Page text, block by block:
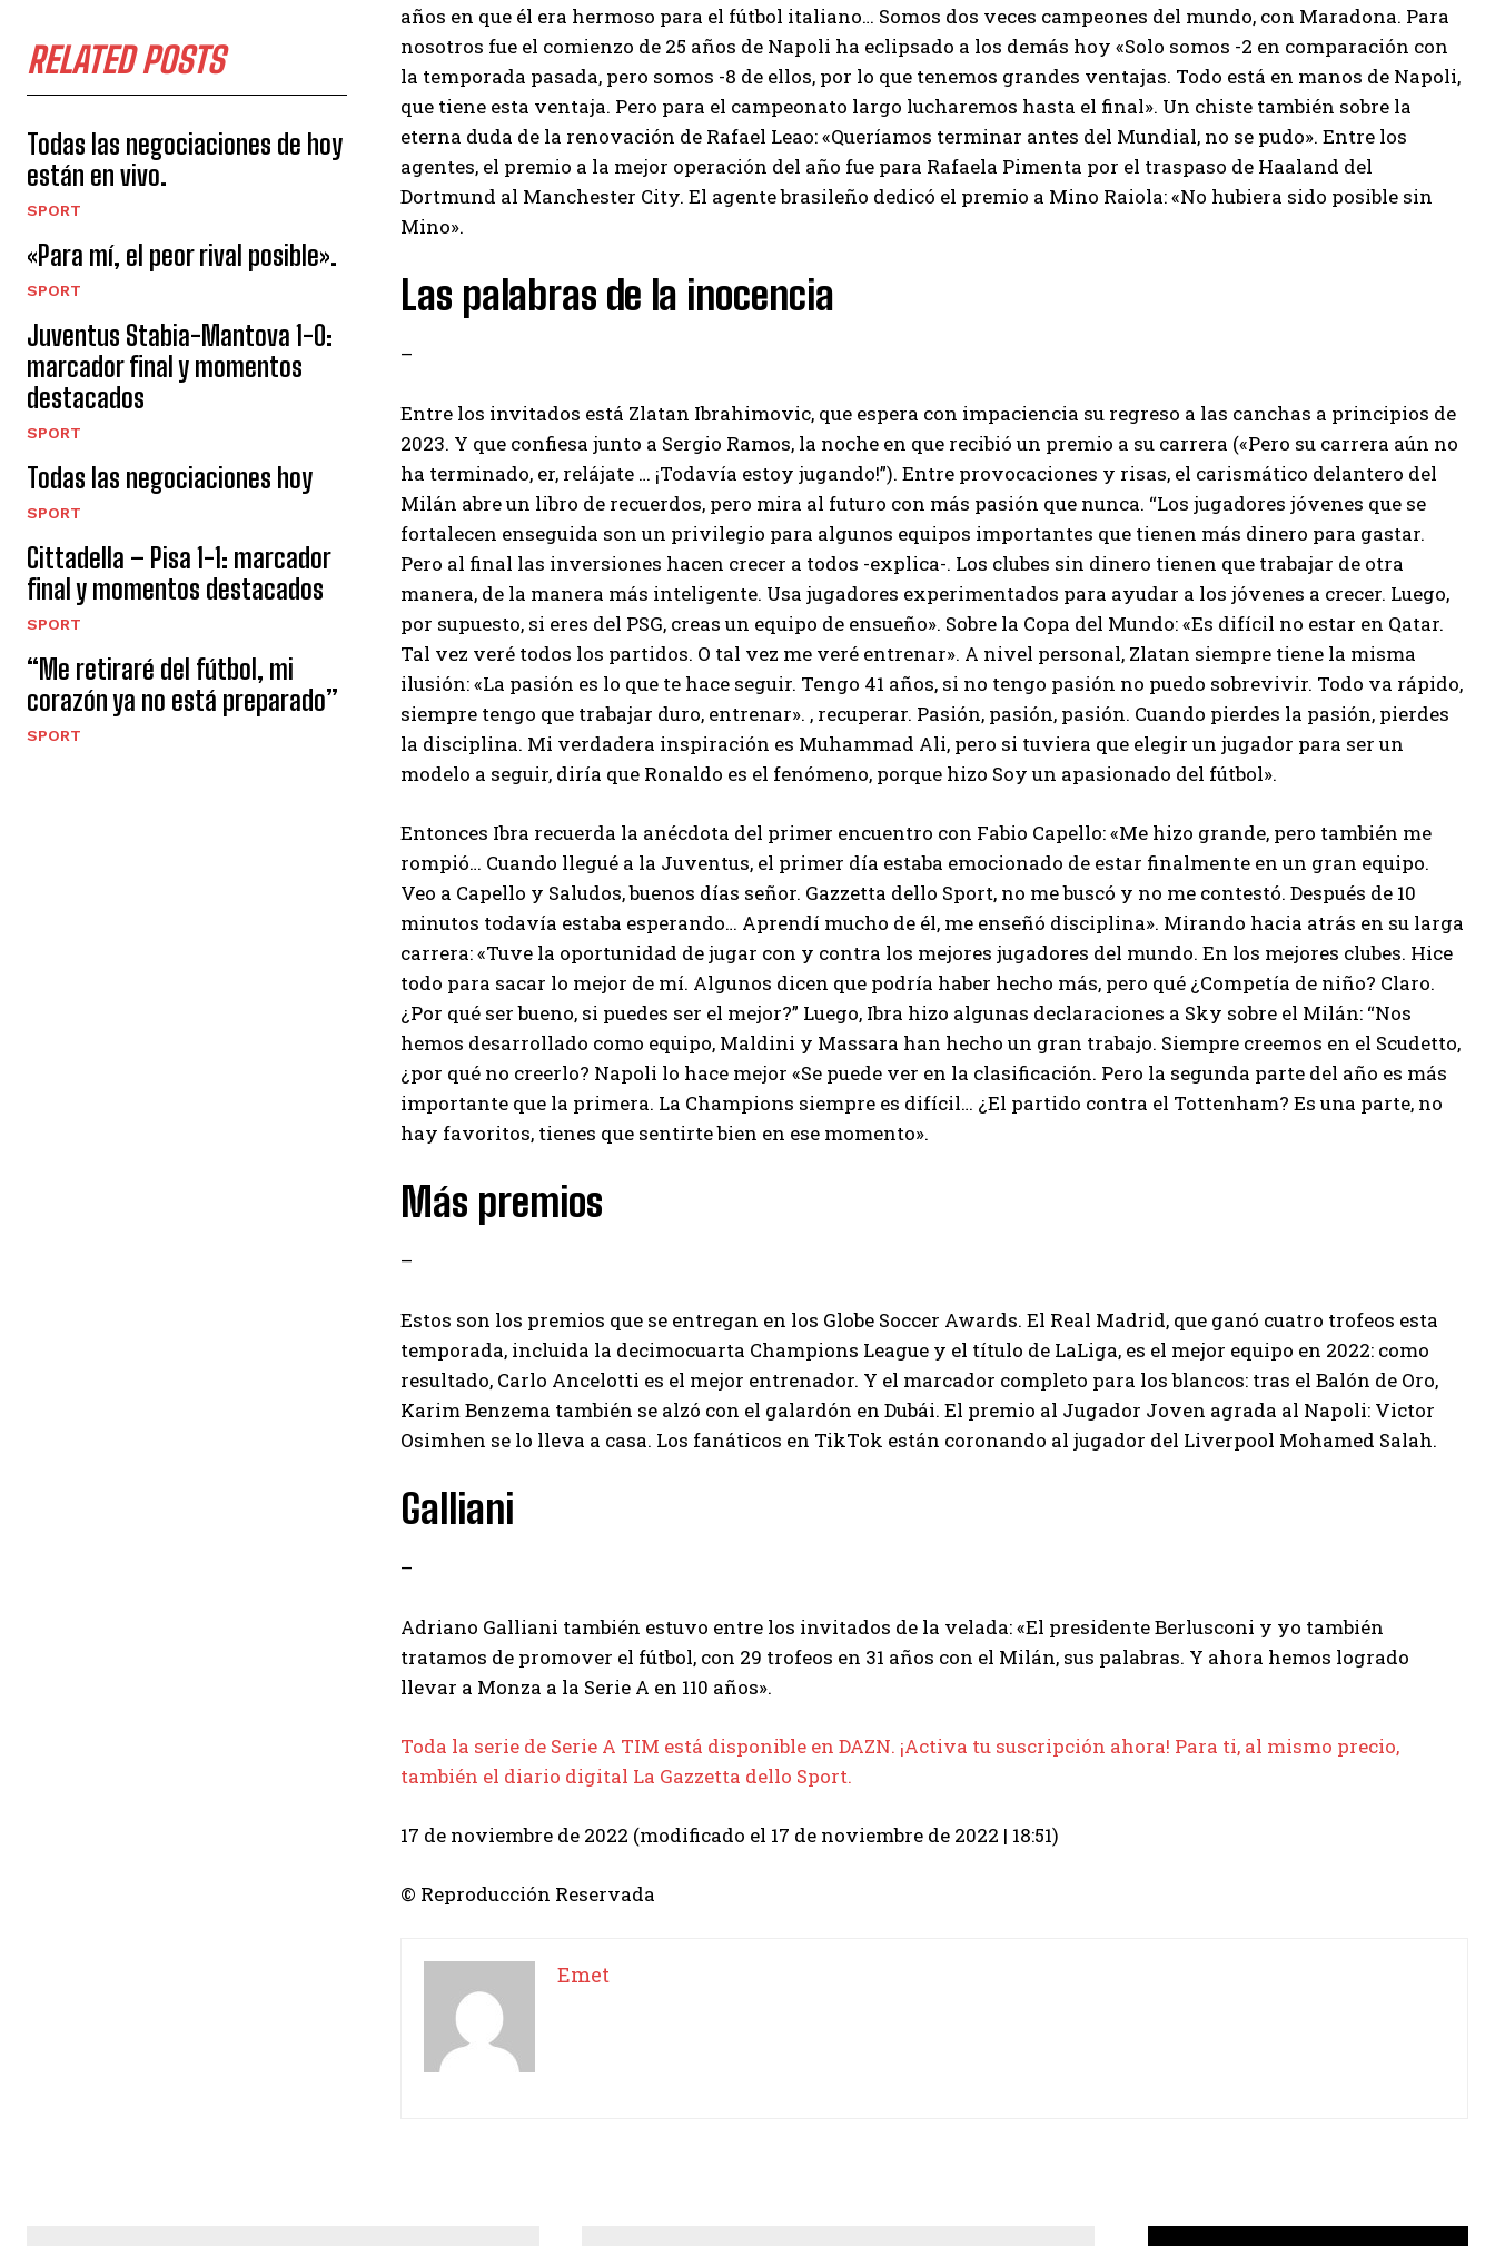
I've read and accept thePrivacy Policy.
RELATED POSTS
Todas las negociaciones de hoy
están en vivo.
SPORT
«Para mí, el peor rival posible».
SPORT
Juventus Stabia-Mantova 1-0:
marcador final y momentos
destacados
SPORT
Todas las negociaciones hoy
SPORT
Cittadella – Pisa 1-1: marcador
final y momentos destacados
SPORT
“Me retiraré del fútbol, ​​mi
corazón ya no está preparado”
SPORT
años en que él era hermoso para el fútbol italiano… Somos dos veces campeones del mundo, con Maradona. Para
nosotros fue el comienzo de 25 años de Napoli ha eclipsado a los demás hoy «Solo somos -2 en comparación con
la temporada pasada, pero somos -8 de ellos, por lo que tenemos grandes ventajas. Todo está en manos de Napoli,
que tiene esta ventaja. Pero para el campeonato largo lucharemos hasta el final». Un chiste también sobre la
eterna duda de la renovación de Rafael Leao: «Queríamos terminar antes del Mundial, no se pudo». Entre los
agentes, el premio a la mejor operación del año fue para Rafaela Pimenta por el traspaso de Haaland del
Dortmund al Manchester City. El agente brasileño dedicó el premio a Mino Raiola: «No hubiera sido posible sin
Mino».
Las palabras de la inocencia
–
Entre los invitados está Zlatan Ibrahimovic, que espera con impaciencia su regreso a las canchas a principios de
2023. Y que confiesa junto a Sergio Ramos, la noche en que recibió un premio a su carrera («Pero su carrera aún no
ha terminado, er, relájate … ¡Todavía estoy jugando!”). Entre provocaciones y risas, el carismático delantero del
Milán abre un libro de recuerdos, pero mira al futuro con más pasión que nunca. “Los jugadores jóvenes que se
fortalecen enseguida son un privilegio para algunos equipos importantes que tienen más dinero para gastar.
Pero al final las inversiones hacen crecer a todos -explica-. Los clubes sin dinero tienen que trabajar de otra
manera, de la manera más inteligente. Usa jugadores experimentados para ayudar a los jóvenes a crecer. Luego,
por supuesto, si eres del PSG, creas un equipo de ensueño». Sobre la Copa del Mundo: «Es difícil no estar en Qatar.
Tal vez veré todos los partidos. O tal vez me veré entrenar». A nivel personal, Zlatan siempre tiene la misma
ilusión: «La pasión es lo que te hace seguir. Tengo 41 años, si no tengo pasión no puedo sobrevivir. Todo va rápido,
siempre tengo que trabajar duro, entrenar». , recuperar. Pasión, pasión, pasión. Cuando pierdes la pasión, pierdes
la disciplina. Mi verdadera inspiración es Muhammad Ali, pero si tuviera que elegir un jugador para ser un
modelo a seguir, diría que Ronaldo es el fenómeno, porque hizo Soy un apasionado del fútbol».
Entonces Ibra recuerda la anécdota del primer encuentro con Fabio Capello: «Me hizo grande, pero también me
rompió… Cuando llegué a la Juventus, el primer día estaba emocionado de estar finalmente en un gran equipo.
Veo a Capello y Saludos, buenos días señor. Gazzetta dello Sport, no me buscó y no me contestó. Después de 10
minutos todavía estaba esperando… Aprendí mucho de él, me enseñó disciplina». Mirando hacia atrás en su larga
carrera: «Tuve la oportunidad de jugar con y contra los mejores jugadores del mundo. En los mejores clubes. Hice
todo para sacar lo mejor de mí. Algunos dicen que podría haber hecho más, pero qué ¿Competía de niño? Claro.
¿Por qué ser bueno, si puedes ser el mejor?” Luego, Ibra hizo algunas declaraciones a Sky sobre el Milán: “Nos
hemos desarrollado como equipo, Maldini y Massara han hecho un gran trabajo. Siempre creemos en el Scudetto,
¿por qué no creerlo? Napoli lo hace mejor «Se puede ver en la clasificación. Pero la segunda parte del año es más
importante que la primera. La Champions siempre es difícil… ¿El partido contra el Tottenham? Es una parte, no
hay favoritos, tienes que sentirte bien en ese momento».
Más premios
–
Estos son los premios que se entregan en los Globe Soccer Awards. El Real Madrid, que ganó cuatro trofeos esta
temporada, incluida la decimocuarta Champions League y el título de LaLiga, es el mejor equipo en 2022: como
resultado, Carlo Ancelotti es el mejor entrenador. Y el marcador completo para los blancos: tras el Balón de Oro,
Karim Benzema también se alzó con el galardón en Dubái. El premio al Jugador Joven agrada al Napoli: Victor
Osimhen se lo lleva a casa. Los fanáticos en TikTok están coronando al jugador del Liverpool Mohamed Salah.
Galliani
–
Adriano Galliani también estuvo entre los invitados de la velada: «El presidente Berlusconi y yo también
tratamos de promover el fútbol, ​​con 29 trofeos en 31 años con el Milán, sus palabras. Y ahora hemos logrado
llevar a Monza a la Serie A en 110 años».
Toda la serie de Serie A TIM está disponible en DAZN. ¡Activa tu suscripción ahora! Para ti, al mismo precio,
también el diario digital La Gazzetta dello Sport.
17 de noviembre de 2022 (modificado el 17 de noviembre de 2022 | 18:51)
© Reproducción Reservada
Emet